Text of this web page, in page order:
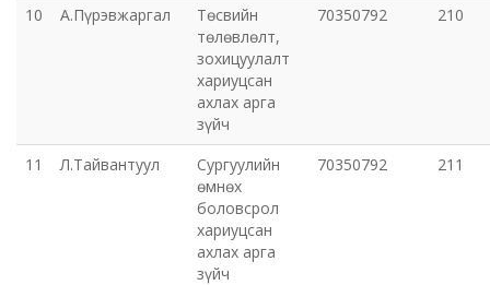
10 А.Пүрэвжаргал
Төсвийн
төлөвлөлт,
зохицуулалт
хариуцсан
ахлах арга
зүйч
70350792 210
11 Л.Тайвантуул
Сургуулийн
өмнөх
боловсрол
хариуцсан
ахлах арга
зүйч
70350792 211